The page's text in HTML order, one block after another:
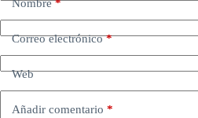
Nombre*
Correo electrónico*
Web
Añadir comentario *